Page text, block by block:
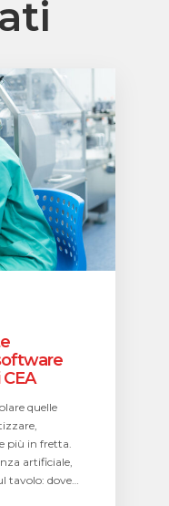
quelle
più in fretta.
artificiale,
tavolo: dove…